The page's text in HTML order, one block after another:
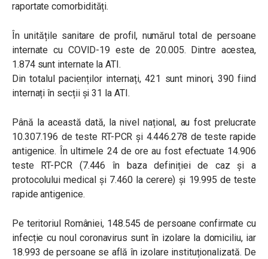
raportate comorbidități.
În unitățile sanitare de profil, numărul total de persoane
internate cu COVID-19 este de 20.005. Dintre acestea,
1.874 sunt internate la ATI.
Din totalul pacienților internați, 421 sunt minori, 390 fiind
internați în secții și 31 la ATI.
Până la această dată, la nivel național, au fost prelucrate
10.307.196 de teste RT-PCR și 4.446.278 de teste rapide
antigenice. În ultimele 24 de ore au fost efectuate 14.906
teste RT-PCR (7.446 în baza definiției de caz și a
protocolului medical și 7.460 la cerere) și 19.995 de teste
rapide antigenice.
Pe teritoriul României, 148.545 de persoane confirmate cu
infecție cu noul coronavirus sunt în izolare la domiciliu, iar
18.993 de persoane se află în izolare instituționalizată. De